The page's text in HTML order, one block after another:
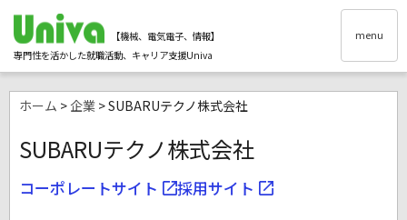
【機械、電気電子、情報】
専門性を活かした就職活動、キャリア支援Univa
menu
ホーム > 企業 > SUBARUテクノ株式会社
SUBARUテクノ株式会社
コーポレートサイト 採用サイト